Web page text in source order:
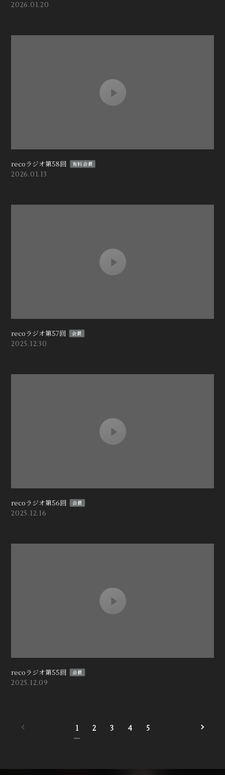
2026.01.20
recoラジオ第58回 有料会員
2026.01.13
recoラジオ第57回 会員
2025.12.30
recoラジオ第56回 会員
2025.12.16
recoラジオ第55回 会員
2025.12.09
1 2 3 4 5